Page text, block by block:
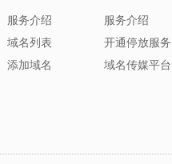
服务介绍
域名列表
添加域名
服务介绍
开通停放服务
域名传媒平台